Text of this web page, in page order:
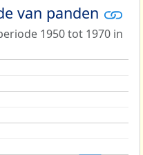
van panden
1950 tot 1970 in